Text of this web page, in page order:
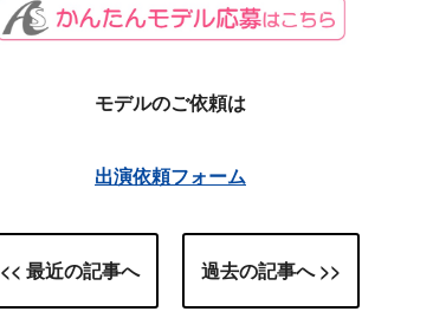
モデルのご依頼は
出演依頼フォーム
<< 最近の記事へ 過去の記事へ >>